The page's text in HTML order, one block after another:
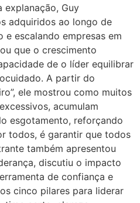
explanação, Guy
adquiridos ao longo de
e escalando empresas em
que o crescimento
de o líder equilibrar
A partir do
ele mostrou como muitos
acumulam
esgotamento, reforçando
todos, é garantir que todos
também apresentou
discutiu o impacto
de confiança e
cinco pilares para liderar